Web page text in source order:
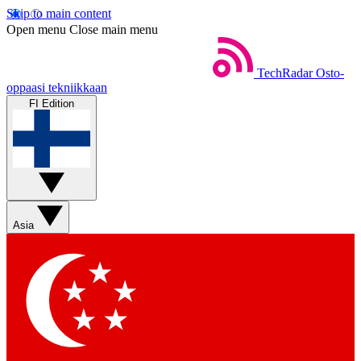
Skip to main content
Open menu Close main menu
TechRadar Osto-
oppaasi tekniikkaan
FI Edition
Asia